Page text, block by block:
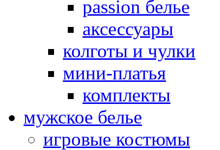
passion белье
аксессуары
колготы и чулки
мини-платья
комплекты
мужское белье
игровые костюмы